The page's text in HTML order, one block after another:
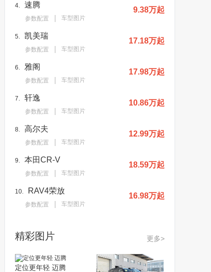
4. 速腾
参数配置 车型图片
9.38万起
5. 凯美瑞
参数配置 车型图片
17.18万起
6. 雅阁
参数配置 车型图片
17.98万起
7. 轩逸
参数配置 车型图片
10.86万起
8. 高尔夫
参数配置 车型图片
12.99万起
9. 本田CR-V
参数配置 车型图片
18.59万起
10. RAV4荣放
参数配置 车型图片
16.98万起
精彩图片 更多>
定位更年轻 迈腾